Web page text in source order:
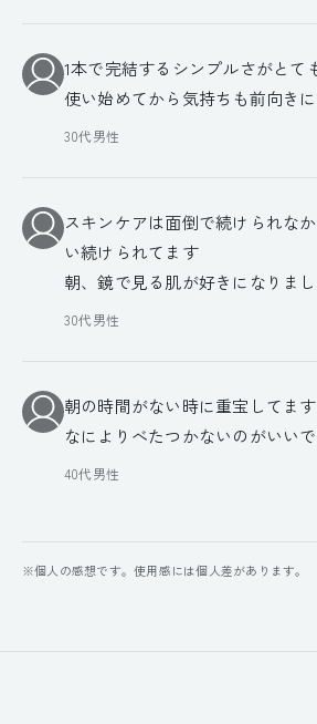
1本で完結するシンプルさがとて
使い始めてから気持ちも前向き
30代男性
スキンケアは面倒で続けられな
い続けられてます
朝、鏡で見る肌が好きになりま
30代男性
朝の時間がない時に重宝してます
なによりべたつかないのがいい
40代男性
※個人の感想です。使用感には個人差があります。